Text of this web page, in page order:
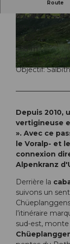
© Sanna Laurén/ Markus
© Sanna Laurén/ Markus
er
Route
4:30 h
2.083 m
458 m
Départ:
Objectif:
Depuis 2010,
vertigineuse
». Avec ce
le Voralp- et
connexion
Alpenkranz
Derrière la
suivons un
l’itinéraire
sud-est,